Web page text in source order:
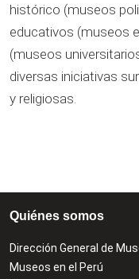
histórico (museos
educativos (museos
(museos
diversas iniciativas
y religiosas.
Quiénes somos
Dirección General de
Museos en el Perú